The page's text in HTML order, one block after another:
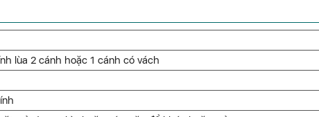
lùa 2 cánh hoặc 1 cánh có vách